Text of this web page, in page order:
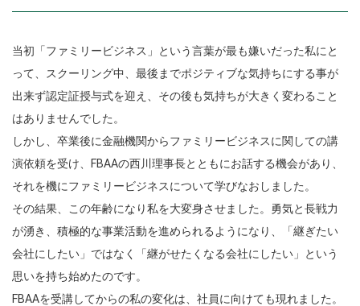
当初「ファミリービジネス」
という言葉が最も嫌いだった私にと
って、スクーリング中、 最後までポジティブな気持ちにする事が
出来ず認定証授与式を迎え
、その後も気持ちが大きく変わること
はありませんでした。
しかし、 卒業後に金融機関からファミリービジネスに関しての講
演依頼を受け、FBAAの西川理事長とともにお話する機会があり、
それを機にファミリービジネスについて学びなおしました。
その結果、この年齢になり私を大変身させました。 勇気と長戦力
が湧き、積極的な事業活動を進められるようになり、
「継ぎたい
会社にしたい」ではなく「継がせたくなる会社にしたい」という
思いを持ち始めたのです。
FBAAを受講してからの私の変化は、 社員に向けても現れました。